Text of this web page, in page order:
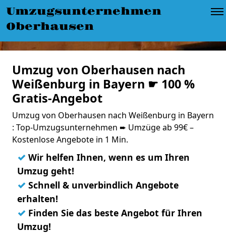
Umzugsunternehmen
Oberhausen
Umzug von Oberhausen nach
Weißenburg in Bayern ☛ 100 %
Gratis-Angebot
Umzug von Oberhausen nach Weißenburg in Bayern
: Top-Umzugsunternehmen ➨ Umzüge ab 99€ –
Kostenlose Angebote in 1 Min.
✓ Wir helfen Ihnen, wenn es um Ihren
Umzug geht!
✓ Schnell & unverbindlich Angebote
erhalten!
✓ Finden Sie das beste Angebot für Ihren
Umzug!